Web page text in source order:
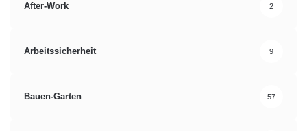
After-Work 2
Arbeitssicherheit 9
Bauen-Garten 57